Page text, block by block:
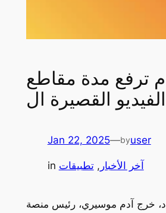
ترفع مدة مقاطع
Jan 22, 2025—byuser
in آخر الأخبار , تطبيقات
خرج آدم موسيري، رئيس منصة